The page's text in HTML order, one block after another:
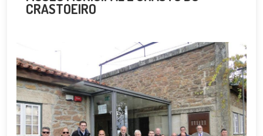
CRASTOEIRO